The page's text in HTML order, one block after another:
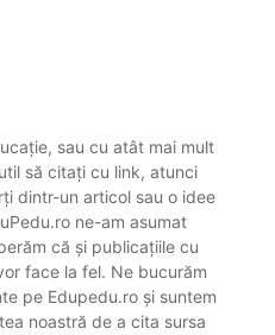
sau cu atât mai mult
să citați cu link, atunci
dintr-un articol sau o idee
ne-am asumat
că și publicațiile cu
face la fel. Ne bucurăm
pe Edupedu.ro și suntem
noastră de a cita sursa